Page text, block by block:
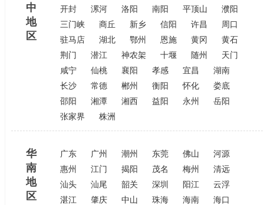
中
地
区
开封
漯河 洛阳 南阳 平顶山
濮阳
三门峡
商丘 新乡 信阳 许昌
周口
驻马店
湖北 鄂州 恩施 黄冈
黄石
荆门
潜江 神农架 十堰 随州
天门
咸宁
仙桃 襄阳 孝感 宜昌
湖南
长沙
常德 郴州 衡阳 怀化
娄底
邵阳
湘潭 湘西 益阳 永州
岳阳
张家界
株洲
华
南
地
区
广东 广州 潮州 东莞 佛山
河源
惠州
江门 揭阳 茂名 梅州
清远
汕头
汕尾 韶关 深圳 阳江
云浮
湛江
肇庆 中山 珠海 海南
海口